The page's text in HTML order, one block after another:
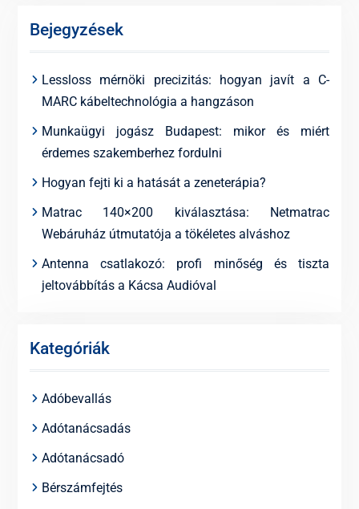
Bejegyzések
Lessloss mérnöki precizitás: hogyan javít a C-
MARC kábeltechnológia a hangzáson
Munkaügyi jogász Budapest: mikor és miért
érdemes szakemberhez fordulni
Hogyan fejti ki a hatását a zeneterápia?
Matrac 140×200 kiválasztása: Netmatrac
Webáruház útmutatója a tökéletes alváshoz
Antenna csatlakozó: profi minőség és tiszta
jeltovábbítás a Kácsa Audióval
Kategóriák
Adóbevallás
Adótanácsadás
Adótanácsadó
Bérszámfejtés